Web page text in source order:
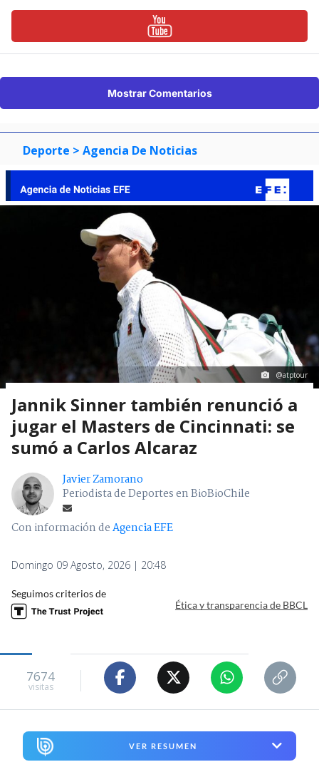
Mostrar Comentarios
Deporte > Agencia De Noticias
@atptour
Jannik Sinner también renunció a
jugar el Masters de Cincinnati: se
sumó a Carlos Alcaraz
Javier Zamorano
Periodista de Deportes en BioBioChile
Con información deAgencia EFE
Domingo 09 Agosto, 2026 | 20:48
Seguimos criterios de
Ética y transparencia de BBCL
7674
visitas
VER RESUMEN